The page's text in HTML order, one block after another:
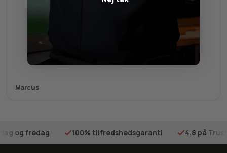
Marcus
og fredag 100% tilfredshedsgaranti 4.8 på